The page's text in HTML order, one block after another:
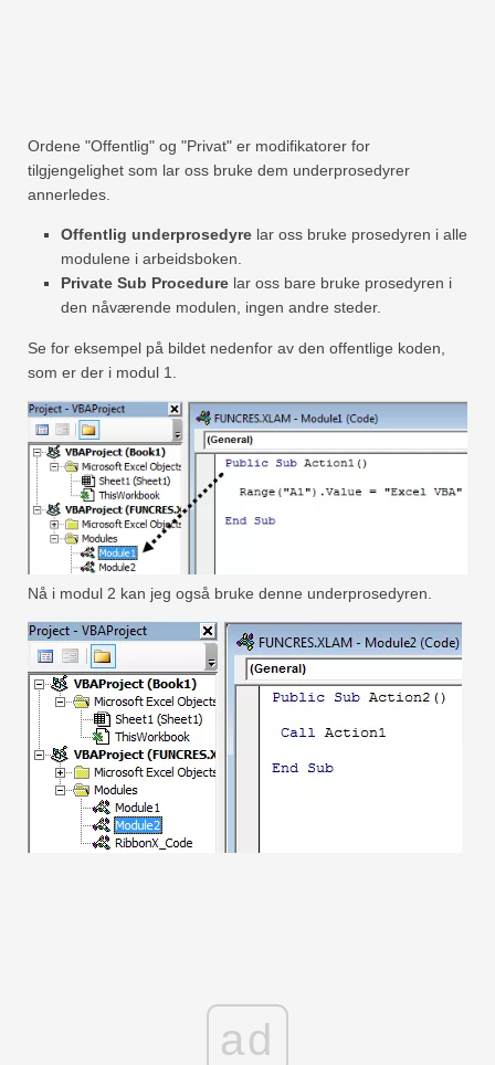
Ordene "Offentlig" og "Privat" er modifikatorer for
tilgjengelighet som lar oss bruke dem underprosedyrer
annerledes.
Offentlig underprosedyre lar oss bruke prosedyren i alle
modulene i arbeidsboken.
Private Sub Procedure lar oss bare bruke prosedyren i
den nåværende modulen, ingen andre steder.
Se for eksempel på bildet nedenfor av den offentlige koden,
som er der i modul 1.
Nå i modul 2 kan jeg også bruke denne underprosedyren.
ad